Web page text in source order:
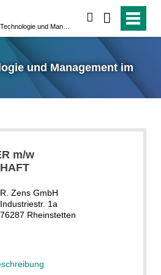
und Management im
m/w
R. Zens GmbH
Industriestr. 1a
76287 Rheinstetten